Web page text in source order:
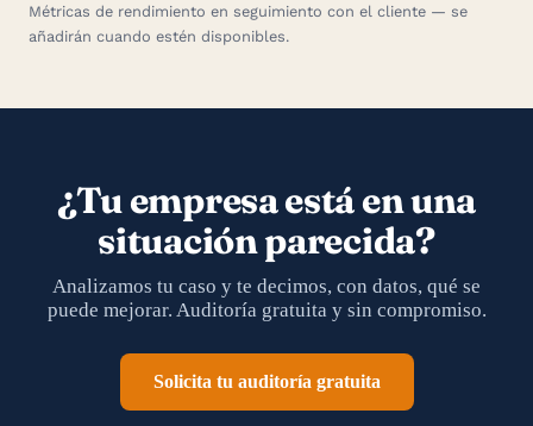
Métricas de rendimiento en seguimiento con el cliente — se
añadirán cuando estén disponibles.
¿Tu empresa está en una
situación parecida?
Analizamos tu caso y te decimos, con datos, qué se
puede mejorar. Auditoría gratuita y sin compromiso.
Solicita tu auditoría gratuita